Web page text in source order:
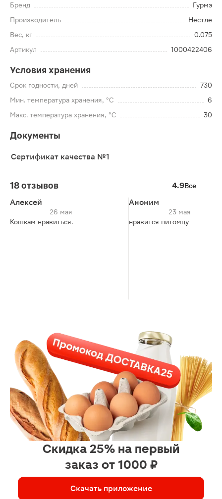
Бренд
Гурмэ
Производитель
Нестле
Вес, кг
0.075
Артикул
1000422406
Условия хранения
Срок годности, дней
730
Мин. температура хранения, °C
6
Макс. температура хранения, °C
30
Документы
Сертификат качества №1
18 отзывов 4.9Все
Алексей
26 мая
Кошкам нравиться.
Аноним
23 мая
нравится питомцу
Скидка 25% на первый
заказ от 1000 ₽
Скачать приложение